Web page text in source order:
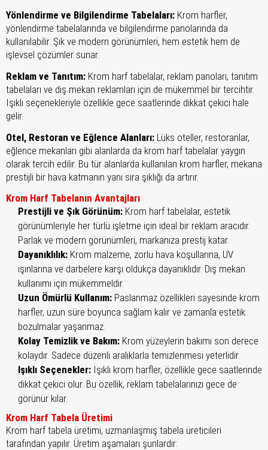
Yönlendirme ve Bilgilendirme Tabelaları: Krom harfler,
yönlendirme tabelalarında ve bilgilendirme panolarında da
kullanılabilir. Şık ve modern görünümleri, hem estetik hem de
işlevsel çözümler sunar.
Reklam ve Tanıtım: Krom harf tabelalar, reklam panoları, tanıtım
tabelaları ve dış mekan reklamları için de mükemmel bir tercihtir.
Işıklı seçenekleriyle özellikle gece saatlerinde dikkat çekici hale
gelir.
Otel, Restoran ve Eğlence Alanları: Lüks oteller, restoranlar,
eğlence mekanları gibi alanlarda da krom harf tabelalar yaygın
olarak tercih edilir. Bu tür alanlarda kullanılan krom harfler, mekana
prestijli bir hava katmanın yanı sıra şıklığı da artırır.
Krom Harf Tabelanın Avantajları
Prestijli ve Şık Görünüm: Krom harf tabelalar, estetik
görünümleriyle her türlü işletme için ideal bir reklam aracıdır.
Parlak ve modern görünümleri, markanıza prestij katar.
Dayanıklılık: Krom malzeme, zorlu hava koşullarına, UV
ışınlarına ve darbelere karşı oldukça dayanıklıdır. Dış mekan
kullanımı için mükemmeldir.
Uzun Ömürlü Kullanım: Paslanmaz özellikleri sayesinde krom
harfler, uzun süre boyunca sağlam kalır ve zamanla estetik
bozulmalar yaşanmaz.
Kolay Temizlik ve Bakım: Krom yüzeylerin bakımı son derece
kolaydır. Sadece düzenli aralıklarla temizlenmesi yeterlidir.
Işıklı Seçenekler: Işıklı krom harfler, özellikle gece saatlerinde
dikkat çekici olur. Bu özellik, reklam tabelalarınızı gece de
görünür kılar.
Krom Harf Tabela Üretimi
Krom harf tabela üretimi, uzmanlaşmış tabela üreticileri
tarafından yapılır. Üretim aşamaları şunlardır: